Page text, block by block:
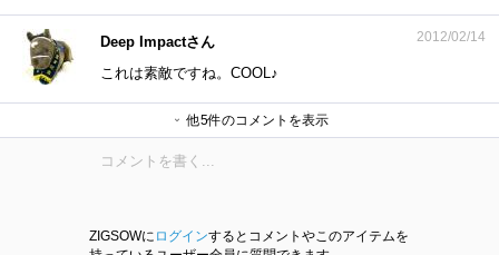
Deep Impactさん 2012/02/14
これは素敵ですね。COOL♪
harmankardonさん
makibisiさん他5件のコメントを表示
ZIGSOWに ログインするとコメントやこのアイテムを